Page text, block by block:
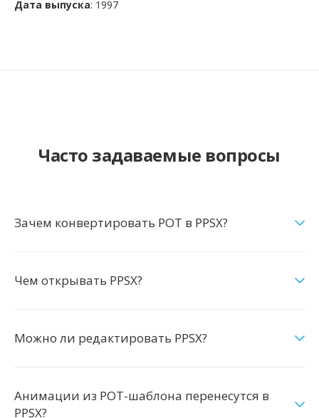
Дата выпуска: 1997
Часто задаваемые вопросы
Зачем конвертировать POT в PPSX?
Чем открывать PPSX?
Можно ли редактировать PPSX?
Анимации из POT-шаблона перенесутся в
PPSX?